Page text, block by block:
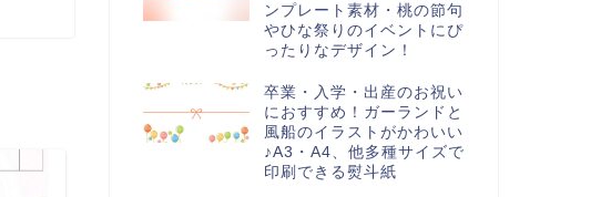
請求書
ンプレート素材・桃の節句
やひな祭りのイベントにぴ
ったりなデザイン！
卒業・入学・出産のお祝い
におすすめ！ガーランドと
風船のイラストがかわいい
♪A3・A4、他多種サイズで
印刷できる熨斗紙